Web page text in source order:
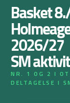
Basket
2026/27
SM
NR. 1 OG 2 I
DELTAGELSE I